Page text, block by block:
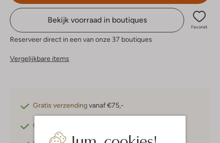
Bekijk voorraad in boutiques
Favoriet
Reserveer direct in een van onze 37 boutiques
Vergelijkbare items
Gratis verzendingvanaf €75,-
Gratis retourneren